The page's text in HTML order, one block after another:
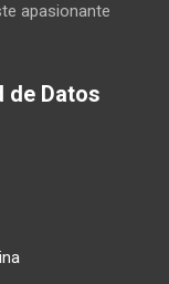
apasionante
de Datos